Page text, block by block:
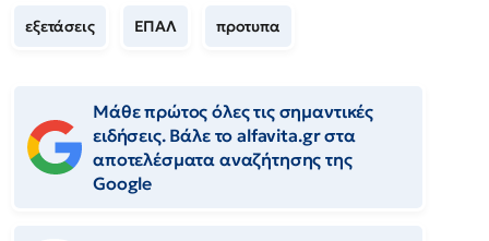
εξετάσεις ΕΠΑΛ προτυπα
Μάθε πρώτος όλες τις σημαντικές
ειδήσεις. Βάλε το alfavita.gr στα
αποτελέσματα αναζήτησης της
Google